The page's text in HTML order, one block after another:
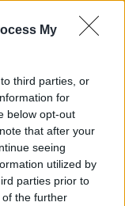
My
third parties, or
for
below opt-out
that after your
seeing
utilized by
parties prior to
the further
amarillo